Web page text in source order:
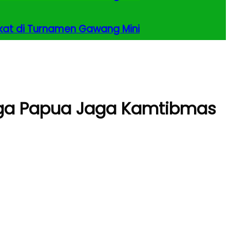
di Turnamen Gawang Mini
Papua Jaga Kamtibmas